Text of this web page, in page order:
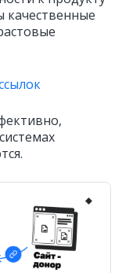
качественные